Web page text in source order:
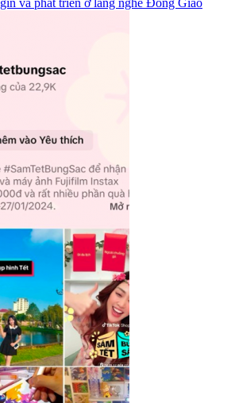
và phát triển ở làng nghề Đông Giao